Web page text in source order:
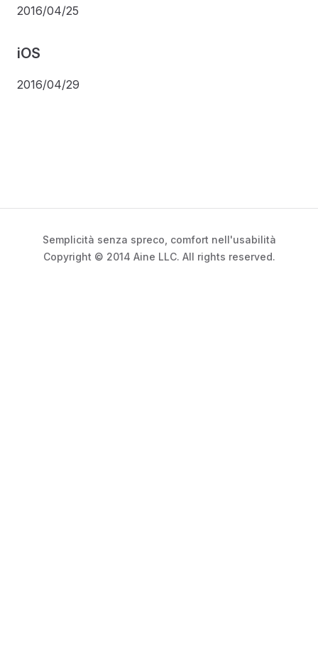
2016/04/25
iOS
2016/04/29
Semplicità senza spreco, comfort nell'usabilità
Copyright © 2014 Aine LLC. All rights reserved.